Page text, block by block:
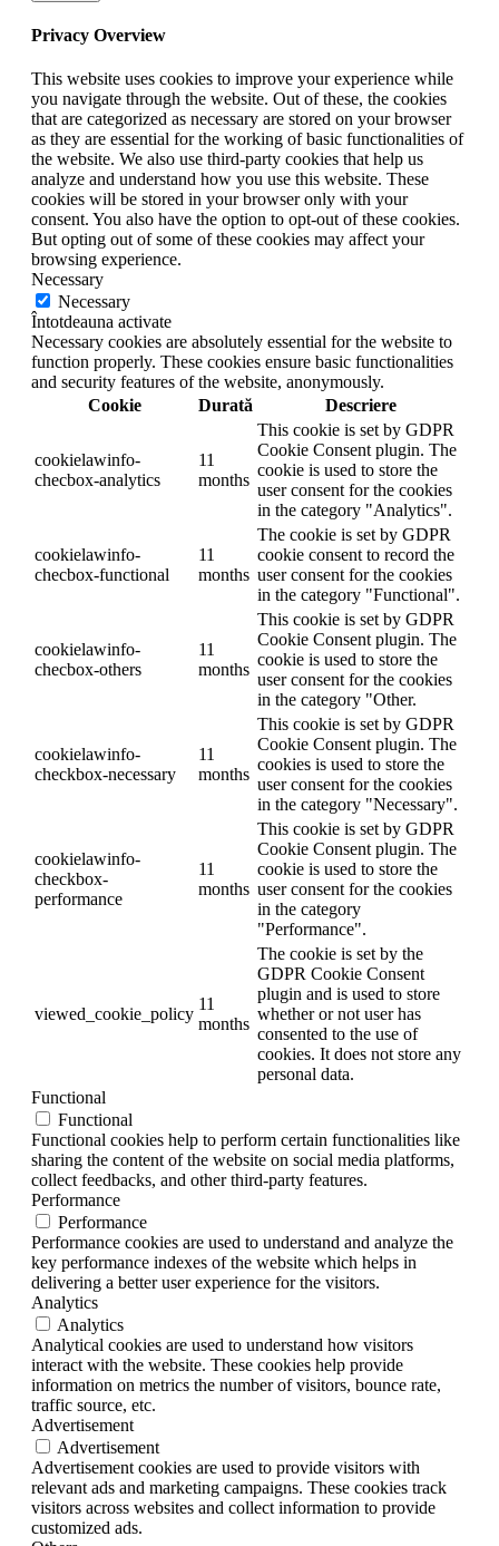
Privacy Overview
This website uses cookies to improve your experience while
you navigate through the website. Out of these, the cookies
that are categorized as necessary are stored on your browser
as they are essential for the working of basic functionalities of
the website. We also use third-party cookies that help us
analyze and understand how you use this website. These
cookies will be stored in your browser only with your
consent. You also have the option to opt-out of these cookies.
But opting out of some of these cookies may affect your
browsing experience.
Necessary
Necessary
Întotdeauna activate
Necessary cookies are absolutely essential for the website to
function properly. These cookies ensure basic functionalities
and security features of the website, anonymously.
Cookie
Durată Descriere
cookielawinfo-
checbox-analytics
11
months
This cookie is set by GDPR
Cookie Consent plugin. The
cookie is used to store the
user consent for the cookies
in the category "Analytics".
cookielawinfo-
checbox-functional
11
months
The cookie is set by GDPR
cookie consent to record the
user consent for the cookies
in the category "Functional".
cookielawinfo-
checbox-others
11
months
This cookie is set by GDPR
Cookie Consent plugin. The
cookie is used to store the
user consent for the cookies
in the category "Other.
cookielawinfo-
checkbox-necessary
11
months
This cookie is set by GDPR
Cookie Consent plugin. The
cookies is used to store the
user consent for the cookies
in the category "Necessary".
cookielawinfo-
checkbox-
performance
11
months
This cookie is set by GDPR
Cookie Consent plugin. The
cookie is used to store the
user consent for the cookies
in the category
"Performance".
viewed_cookie_policy
11
months
The cookie is set by the
GDPR Cookie Consent
plugin and is used to store
whether or not user has
consented to the use of
cookies. It does not store any
personal data.
Functional
Functional
Functional cookies help to perform certain functionalities like
sharing the content of the website on social media platforms,
collect feedbacks, and other third-party features.
Performance
Performance
Performance cookies are used to understand and analyze the
key performance indexes of the website which helps in
delivering a better user experience for the visitors.
Analytics
Analytics
Analytical cookies are used to understand how visitors
interact with the website. These cookies help provide
information on metrics the number of visitors, bounce rate,
traffic source, etc.
Advertisement
Advertisement
Advertisement cookies are used to provide visitors with
relevant ads and marketing campaigns. These cookies track
visitors across websites and collect information to provide
customized ads.